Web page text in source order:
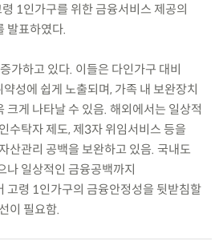
1인가구를 위한 금융서비스 제공의
발표하였다.
가하고 있다. 이들은 다인가구 대비
성에 쉽게 노출되며, 가족 내 보완장치
크게 나타날 수 있음. 해외에서는 일상적
수탁자 제도, 제3자 위임서비스 등을
산관리 공백을 보완하고 있음. 국내도
나 일상적인 금융공백까지
고령 1인가구의 금융안정성을 뒷받침할
이 필요함.